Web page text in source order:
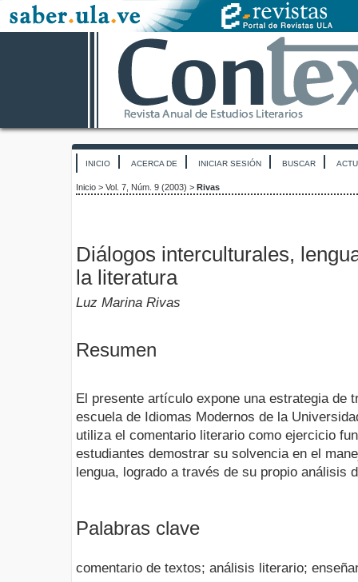
INICIO ACERCA DE INICIAR SESIÓN BUSCAR
Inicio > Vol. 7, Núm. 9 (2003) > Rivas
Diálogos interculturales,
la literatura
Luz Marina Rivas
Resumen
El presente artículo expone una estrategia de
escuela de Idiomas Modernos de la
utiliza el comentario literario como ejercicio
estudiantes demostrar su solvencia en el
lengua, logrado a través de su propio análisis
Palabras clave
comentario de textos; análisis literario;